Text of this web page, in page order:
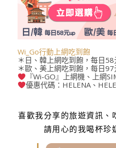
Wi_Go行動上網吃到飽
＊日、韓上網吃到飽，每日58
＊歐、美上網吃到飽，每日97
『Wi-GO』上網機、上網
優惠代碼：HELENA、
喜歡我分享的旅遊資訊、
請用心的我喝杯珍